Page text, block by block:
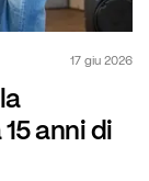
17 giu 2026
anni di